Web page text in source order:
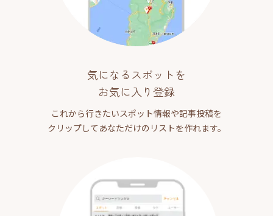
気になるスポットを
お気に入り登録
これから行きたいスポット情報や記事投稿を
クリップしてあなただけのリストを作れます。